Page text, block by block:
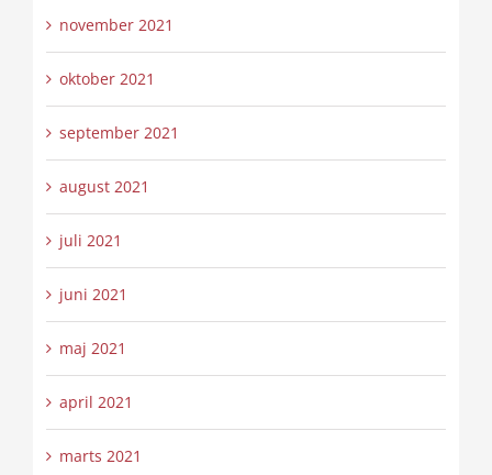
november 2021
oktober 2021
september 2021
august 2021
juli 2021
juni 2021
maj 2021
april 2021
marts 2021